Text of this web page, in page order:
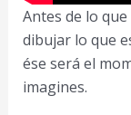
Antes de lo
dibujar lo que
ése será el
imagines.